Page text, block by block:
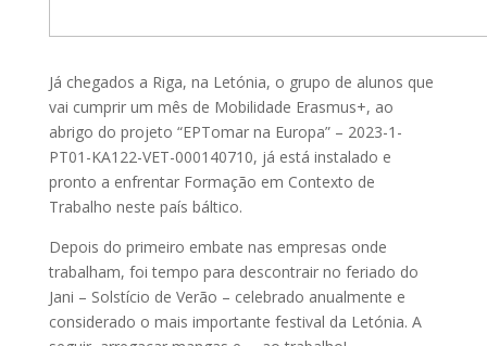
Já chegados a Riga, na Letónia, o grupo de alunos que
vai cumprir um mês de Mobilidade Erasmus+, ao
abrigo do projeto “EPTomar na Europa” – 2023-1-
PT01-KA122-VET-000140710, já está instalado e
pronto a enfrentar Formação em Contexto de
Trabalho neste país báltico.
Depois do primeiro embate nas empresas onde
trabalham, foi tempo para descontrair no feriado do
Jani – Solstício de Verão – celebrado anualmente e
considerado o mais importante festival da Letónia. A